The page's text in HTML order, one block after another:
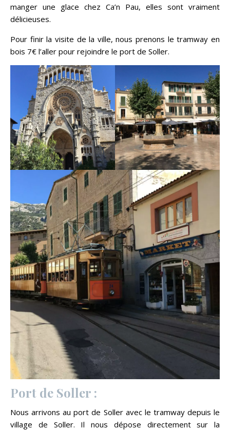
manger une glace chez Ca’n Pau, elles sont vraiment
délicieuses.
Pour finir la visite de la ville, nous prenons le tramway en
bois 7€ l’aller pour rejoindre le port de Soller.
Port de Soller :
Nous arrivons au port de Soller avec le tramway depuis le
village de Soller. Il nous dépose directement sur la